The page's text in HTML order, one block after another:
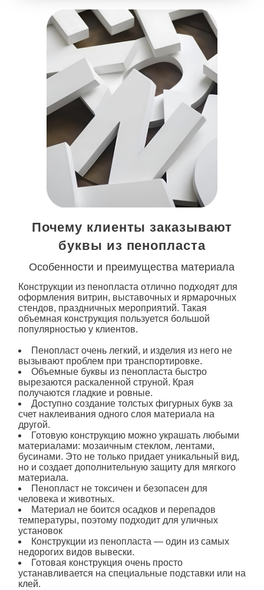
Почему клиенты заказывают
буквы из пенопласта
Особенности и преимущества материала
Конструкции из пенопласта отлично подходят для
оформления витрин, выставочных и ярмарочных
стендов, праздничных мероприятий. Такая
объемная конструкция пользуется большой
популярностью у клиентов.
Пенопласт очень легкий, и изделия из него не
вызывают проблем при транспортировке.
Объемные буквы из пенопласта быстро
вырезаются раскаленной струной. Края
получаются гладкие и ровные.
Доступно создание толстых фигурных букв за
счет наклеивания одного слоя материала на
другой.
Готовую конструкцию можно украшать любыми
материалами: мозаичным стеклом, лентами,
бусинами. Это не только придает уникальный вид,
но и создает дополнительную защиту для мягкого
материала.
Пенопласт не токсичен и безопасен для
человека и животных.
Материал не боится осадков и перепадов
температуры, поэтому подходит для уличных
установок
Конструкции из пенопласта — один из самых
недорогих видов вывески.
Готовая конструкция очень просто
устанавливается на специальные подставки или на
клей.